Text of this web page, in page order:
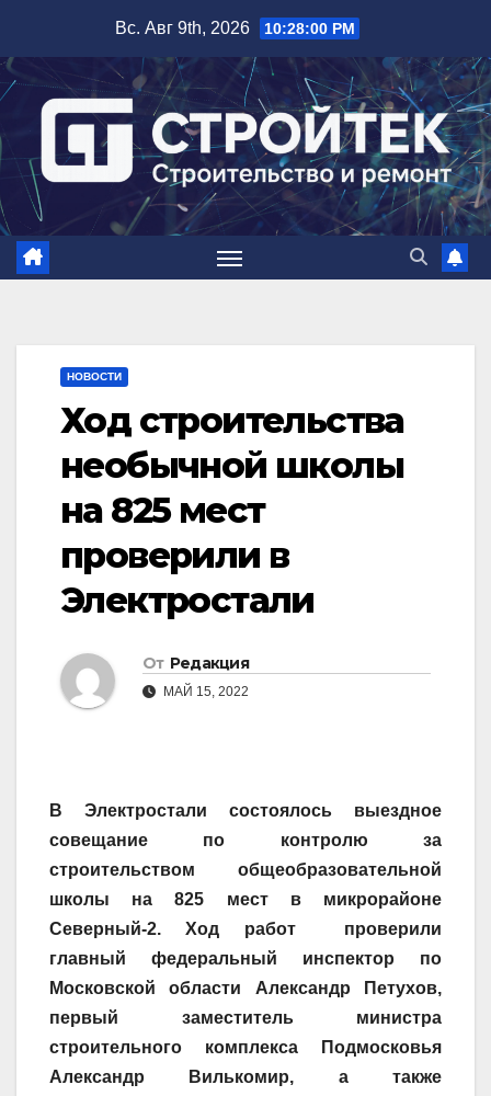
содержимому
Вс. Авг 9th, 2026 10:28:01 PM
НОВОСТИ
Ход строительства
необычной школы
на 825 мест
проверили в
Электростали
От Редакция
МАЙ 15, 2022
В Электростали состоялось выездное
совещание по контролю за
строительством общеобразовательной
школы на 825 мест в микрорайоне
Северный-2. Ход работ проверили
главный федеральный инспектор по
Московской области Александр Петухов,
первый заместитель министра
строительного комплекса Подмосковья
Александр Вилькомир, а также